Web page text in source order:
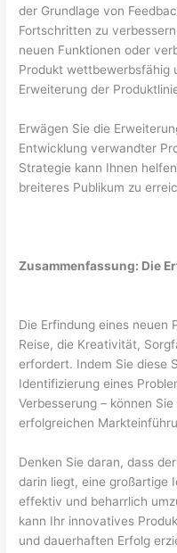
der Grundlage von
Fortschritten zu
neuen Funktionen oder
Produkt wettbewerbsfähig
Erweiterung der
Erwägen Sie die
Entwicklung verwandter
Strategie kann Ihnen
breiteres Publikum zu
Zusammenfassung: Die
Die Erfindung eines neuen
Reise, die Kreativität,
erfordert. Indem Sie diese
Identifizierung eines
Verbesserung – können
erfolgreichen
Denken Sie daran, dass
darin liegt, eine großartige
effektiv und beharrlich
kann Ihr innovatives
und dauerhaften Erfolg